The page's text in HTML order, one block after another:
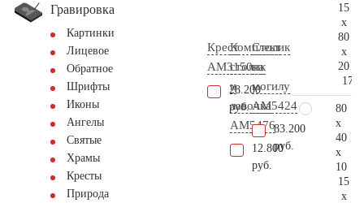
Гравировка
Картинки
Лицевое
Обратное
Шрифты
Иконы
Ангелы
Святые
Храмы
Кресты
Природа
Крест
AM3150
28.200
руб.
Комплект
столик
и
лавочка
АМ5476
12.800
руб.
Столик
на
могилу
AM5424
83.200
руб.
15
x
80
x
20
80
x
40
x
10
15
x